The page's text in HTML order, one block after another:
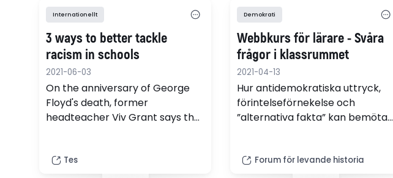
Internationellt
3 ways to better tackle
racism in schools
2021-06-03
On the anniversary of George
Floyd's death, former
headteacher Viv Grant says the
Tes
Demokrati
Webbkurs för lärare - Svåra
frågor i klassrummet
2021-04-13
Hur antidemokratiska uttryck,
förintelseförnekelse och
”alternativa fakta” kan bemötas.
Forum för levande historia